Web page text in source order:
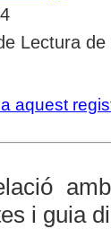
Lectura de
aquest
i guia